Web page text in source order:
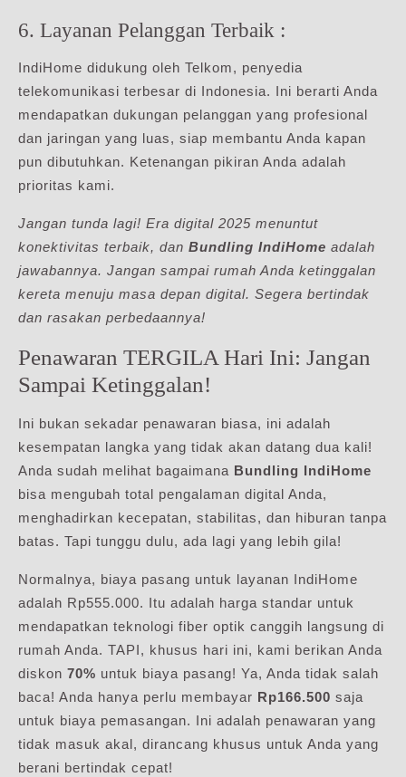
6. Layanan Pelanggan Terbaik :
IndiHome didukung oleh Telkom, penyedia
telekomunikasi terbesar di Indonesia. Ini berarti Anda
mendapatkan dukungan pelanggan yang profesional
dan jaringan yang luas, siap membantu Anda kapan
pun dibutuhkan. Ketenangan pikiran Anda adalah
prioritas kami.
Jangan tunda lagi! Era digital 2025 menuntut
konektivitas terbaik, dan Bundling IndiHome adalah
jawabannya. Jangan sampai rumah Anda ketinggalan
kereta menuju masa depan digital. Segera bertindak
dan rasakan perbedaannya!
Penawaran TERGILA Hari Ini: Jangan
Sampai Ketinggalan!
Ini bukan sekadar penawaran biasa, ini adalah
kesempatan langka yang tidak akan datang dua kali!
Anda sudah melihat bagaimana Bundling IndiHome
bisa mengubah total pengalaman digital Anda,
menghadirkan kecepatan, stabilitas, dan hiburan tanpa
batas. Tapi tunggu dulu, ada lagi yang lebih gila!
Normalnya, biaya pasang untuk layanan IndiHome
adalah Rp555.000. Itu adalah harga standar untuk
mendapatkan teknologi fiber optik canggih langsung di
rumah Anda. TAPI, khusus hari ini, kami berikan Anda
diskon 70% untuk biaya pasang! Ya, Anda tidak salah
baca! Anda hanya perlu membayar Rp166.500 saja
untuk biaya pemasangan. Ini adalah penawaran yang
tidak masuk akal, dirancang khusus untuk Anda yang
berani bertindak cepat!